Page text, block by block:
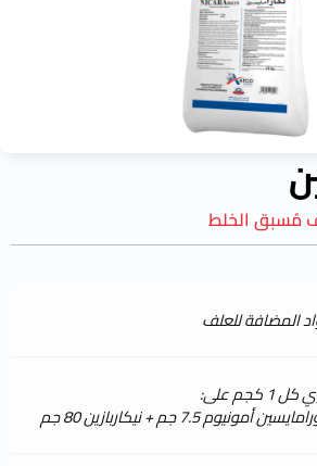
مُسبق الخلط
المضافة للعلف
كجم على:
أمونيوم 7.5 جم + نيكاربازين 80 جم